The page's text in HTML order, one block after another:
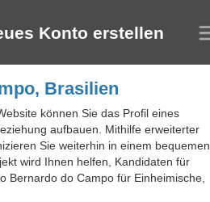
Konto erstellen
Brasilien
können Sie das Profil eines
aufbauen. Mithilfe erweiterter
Sie weiterhin in einem bequemen
wird Ihnen helfen, Kandidaten für
Bernardo do Campo für Einheimische,